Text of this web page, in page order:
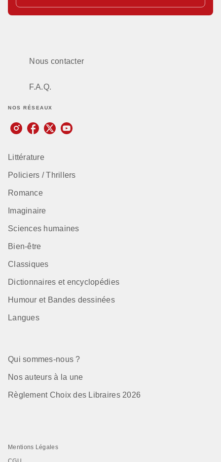
Nous contacter
F.A.Q.
NOS RÉSEAUX
Littérature
Policiers / Thrillers
Romance
Imaginaire
Sciences humaines
Bien-être
Classiques
Dictionnaires et encyclopédies
Humour et Bandes dessinées
Langues
Qui sommes-nous ?
Nos auteurs à la une
Règlement Choix des Libraires 2026
Mentions Légales